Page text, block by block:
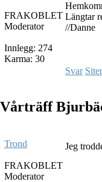
FRAKOBLET
Moderator
Innlegg: 274
Karma: 30
Längtar
//Danne
Svar Siter
Trond
FRAKOBLET
Moderator
Jeg